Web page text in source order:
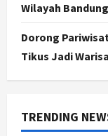
Wilayah Bandung
Dorong
Tikus Jadi
TRENDING
1
2